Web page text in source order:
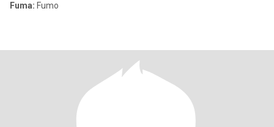
Fuma: Fumo